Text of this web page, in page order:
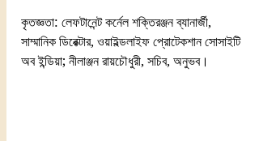
কৃতজ্ঞতা: লেফটানেন্ট কর্নেল শক্তিরঞ্জন ব্যানার্জী,
সাম্মানিক ডিরেক্টার, ওয়াইল্ডলাইফ প্রোটেকশান সোসাইটি
অব ইন্ডিয়া; নীলাঞ্জন রায়চৌধুরী, সচিব, অনুভব।